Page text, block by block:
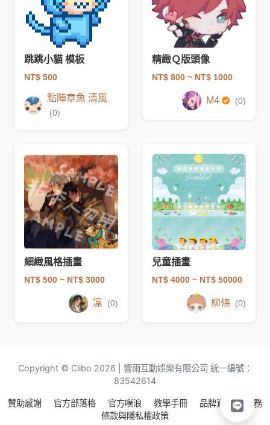
跳跳小貓 模板
NT$ 500
點陣章魚 清風
(0)
精緻Ｑ版頭像
NT$ 800 ~ NT$ 1000
M4 (0)
細緻風格插畫
NT$ 500 ~ NT$ 3000
凜 (0)
兒童插畫
NT$ 4000 ~ NT$ 50000
柳條 (0)
Copyright © Clibo 2026 | 響雨互動娛樂有限公司 統一編號：
83542614
贊助感謝 官方部落格 官方噗浪 教學手冊 品牌資源
服務
條款與隱私權政策